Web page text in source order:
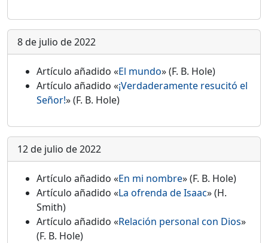
8 de julio de 2022
Artículo añadido «El mundo» (F. B. Hole)
Artículo añadido «¡Verdaderamente resucitó el
Señor!» (F. B. Hole)
12 de julio de 2022
Artículo añadido «En mi nombre» (F. B. Hole)
Artículo añadido «La ofrenda de Isaac» (H.
Smith)
Artículo añadido «Relación personal con Dios»
(F. B. Hole)